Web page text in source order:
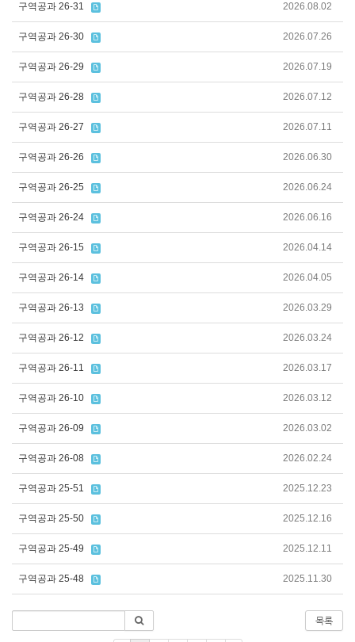
구역공과 26-31 2026.08.02
구역공과 26-30 2026.07.26
구역공과 26-29 2026.07.19
구역공과 26-28 2026.07.12
구역공과 26-27 2026.07.11
구역공과 26-26 2026.06.30
구역공과 26-25 2026.06.24
구역공과 26-24 2026.06.16
구역공과 26-15 2026.04.14
구역공과 26-14 2026.04.05
구역공과 26-13 2026.03.29
구역공과 26-12 2026.03.24
구역공과 26-11 2026.03.17
구역공과 26-10 2026.03.12
구역공과 26-09 2026.03.02
구역공과 26-08 2026.02.24
구역공과 25-51 2025.12.23
구역공과 25-50 2025.12.16
구역공과 25-49 2025.12.11
구역공과 25-48 2025.11.30
목록